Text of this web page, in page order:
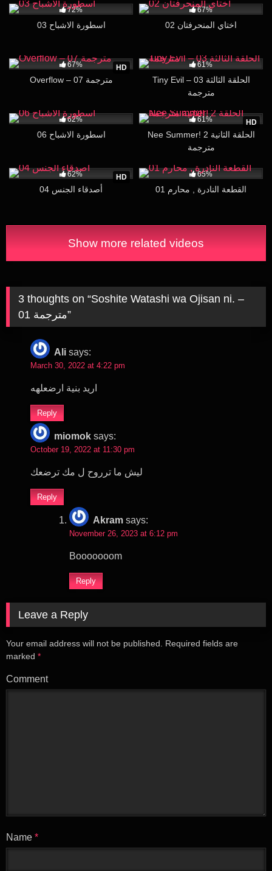
72%
اسطورة الاشباح 03
67%
اختاي المنحرفتان 02
HD
67%
Overflow – 07 مترجمة
61%
Tiny Evil – 03 الحلقة الثالثة
مترجمة
62%
اسطورة الاشباح 06
HD
61%
Nee Summer! 2 الحلقة الثانية
مترجمة
HD
62%
أصدقاء الجنس 04
65%
القطعة النادرة , محارم 01
Show more related videos
3 thoughts on “Soshite Watashi wa Ojisan ni. –
01 مترجمة”
Ali says:
March 30, 2022 at 4:22 pm
اريد بنية ارضعلهه
Reply
miomok says:
October 19, 2022 at 11:30 pm
ليش ما ترروح ل مك ترضعك
Reply
Akram says:
November 26, 2023 at 6:12 pm
Booooooom
Reply
Leave a Reply
Your email address will not be published. Required fields are
marked *
Comment
Name *